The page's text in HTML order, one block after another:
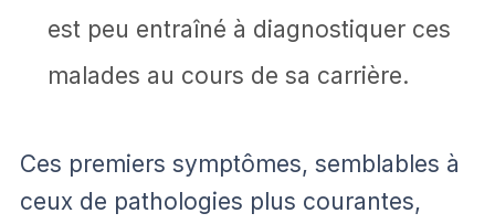
est peu entraîné à diagnostiquer ces
malades au cours de sa carrière.
Ces premiers symptômes, semblables à
ceux de pathologies plus courantes,